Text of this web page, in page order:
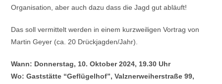
Organisation, aber auch dazu dass die Jagd gut abläuft!
Das soll vermittelt werden in einem kurzweiligen Vortrag von
Martin Geyer (ca. 20 Drückjagden/Jahr).
Wann: Donnerstag, 10. Oktober 2024, 19.30 Uhr
Wo: Gaststätte “Geflügelhof”, Valznerweiherstraße 99,